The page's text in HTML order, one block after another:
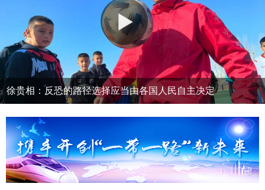
徐贵相：反恐的路径选择应当由各国人民自主决定